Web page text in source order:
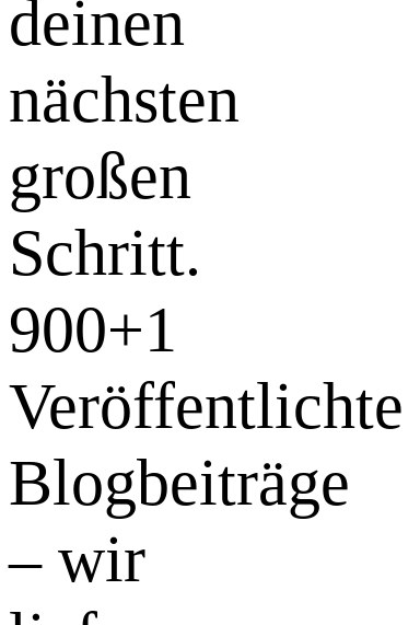
deinen
nächsten
großen
Schritt.
900+1
Veröffentlichte
Blogbeiträge
– wir